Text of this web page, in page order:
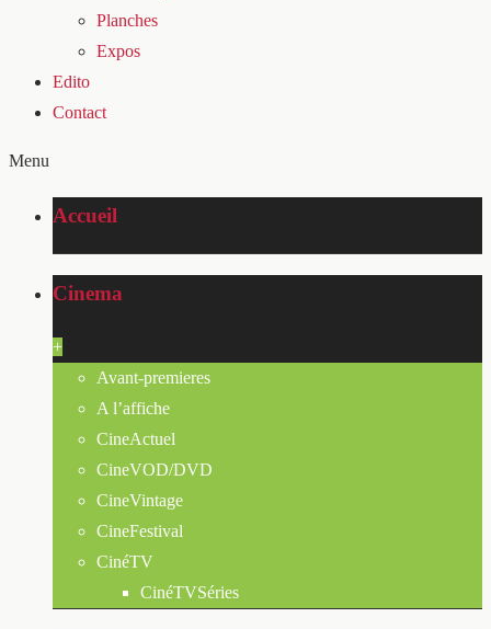
Planches
Expos
Edito
Contact
Menu
Accueil
Cinema
+
Avant-premieres
A l’affiche
CineActuel
CineVOD/DVD
CineVintage
CineFestival
CinéTV
CinéTVSéries